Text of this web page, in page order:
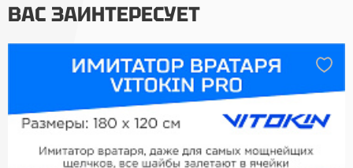
ВАС ЗАИНТЕРЕСУЕТ